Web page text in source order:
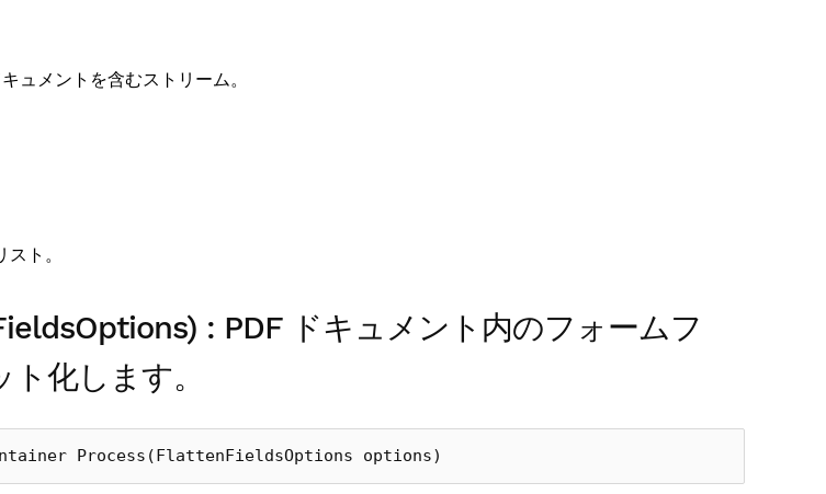
ュメントを含むストリーム。
ト。
: PDF ドキュメント内のフォームフ
化します。
Process (FlattenFieldsOptions options)